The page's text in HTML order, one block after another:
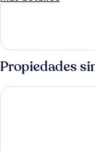
1
Queen
size
estándar,
1
cama
Queen
size
Propiedades
Hotel Jelai